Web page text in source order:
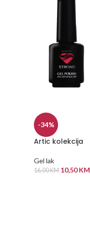
-34%
Artic kolekcija
Gel lak
16,00KM 10,50KM